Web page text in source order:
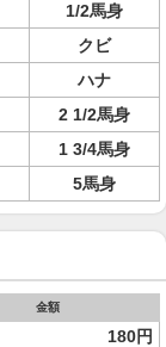
1/2馬身
クビ
ハナ
2 1/2馬身
1 3/4馬身
5馬身
金額
180円